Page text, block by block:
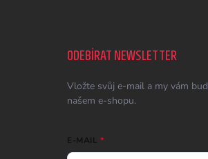
ODEBÍRAT NEWSLETTER
Vložte svůj e-mail a my vám
našem e-shopu.
E-MAIL